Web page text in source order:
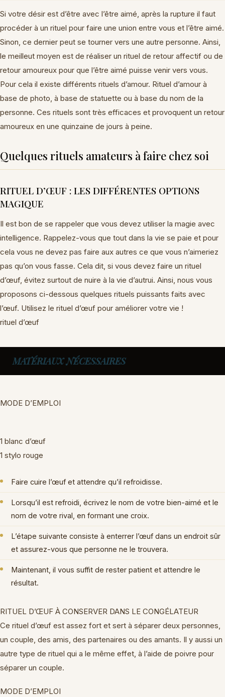
Si votre désir est d’être avec l’être aimé, après la rupture il faut
procéder à un rituel pour faire une union entre vous et l’être aimé.
Sinon, ce dernier peut se tourner vers une autre personne. Ainsi,
le meilleut moyen est de réaliser un rituel de retour affectif ou de
retour amoureux pour que l’être aimé puisse venir vers vous.
Pour cela il existe différents rituels d’amour. Rituel d’amour à
base de photo, à base de statuette ou à base du nom de la
personne. Ces rituels sont très efficaces et provoquent un retour
amoureux en une quinzaine de jours à peine.
Quelques rituels amateurs à faire chez soi
RITUEL D’ŒUF : LES DIFFÉRENTES OPTIONS
MAGIQUE
Il est bon de se rappeler que vous devez utiliser la magie avec
intelligence. Rappelez-vous que tout dans la vie se paie et pour
cela vous ne devez pas faire aux autres ce que vous n’aimeriez
pas qu’on vous fasse. Cela dit, si vous devez faire un rituel
d’œuf, évitez surtout de nuire à la vie d’autrui. Ainsi, nous vous
proposons ci-dessous quelques rituels puissants faits avec
l’œuf. Utilisez le rituel d’œuf pour améliorer votre vie !
rituel d’œuf
MATÉRIAUX NÉCESSAIRES
MODE D’EMPLOI
1 blanc d’œuf
1 stylo rouge
Faire cuire l’œuf et attendre qu’il refroidisse.
Lorsqu’il est refroidi, écrivez le nom de votre bien-aimé et le
nom de votre rival, en formant une croix.
L’étape suivante consiste à enterrer l’œuf dans un endroit sûr
et assurez-vous que personne ne le trouvera.
Maintenant, il vous suffit de rester patient et attendre le
résultat.
RITUEL D’ŒUF À CONSERVER DANS LE CONGÉLATEUR
Ce rituel d’œuf est assez fort et sert à séparer deux personnes,
un couple, des amis, des partenaires ou des amants. Il y aussi un
autre type de rituel qui a le même effet, à l’aide de poivre pour
séparer un couple.
MODE D’EMPLOI